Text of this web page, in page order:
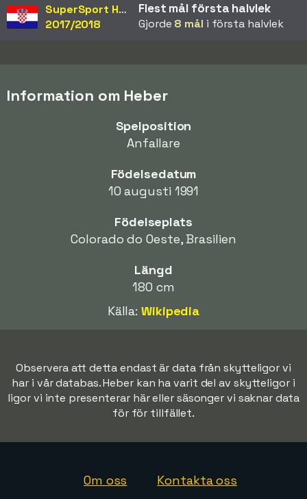
SuperSport HNL
2017/2018
Flest mål första halvlek
Gjorde 8 mål i första halvlek
Information om Heber
Spelposition
Anfallare
Födelsedatum
10 augusti 1991
Födelseplats
Colorado do Oeste, Brasilien
Längd
180 cm
Källa:Wikipedia
Observera att detta endast är data från skytteligor vi
har i vår databas. Heber kan ha varit del av skytteligor i
ligor vi inte presenterar här eller säsonger vi saknar data
för för tillfället.
Om oss
Kontakta oss